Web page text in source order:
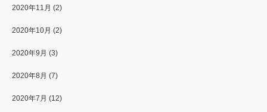
2020年11月 (2)
2020年10月 (2)
2020年9月 (3)
2020年8月 (7)
2020年7月 (12)